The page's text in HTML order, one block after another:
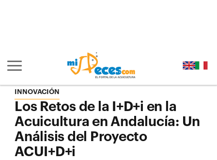
Mostrar/ocultar navegación principal
INNOVACIÓN
Los Retos de la I+D+i en la
Acuicultura en Andalucía: Un
Análisis del Proyecto
ACUI+D+i